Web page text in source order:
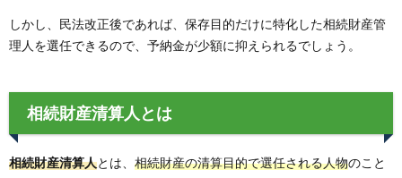
しかし、民法改正後であれば、保存目的だけに特化した相続財産管
理人を選任できるので、予納金が少額に抑えられるでしょう。
相続財産清算人とは
相続財産清算人とは、 相続財産の清算目的で選任される人物のこと